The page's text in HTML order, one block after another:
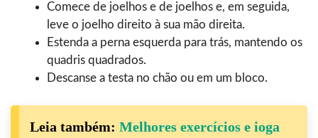
Comece de joelhos e de joelhos e, em seguida,
leve o joelho direito à sua mão direita.
Estenda a perna esquerda para trás, mantendo os
quadris quadrados.
Descanse a testa no chão ou em um bloco.
Leia também: Melhores exercícios e ioga